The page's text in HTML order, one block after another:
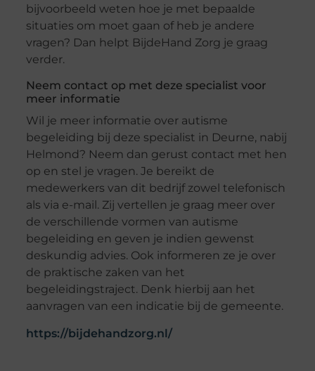
bijvoorbeeld weten hoe je met bepaalde
situaties om moet gaan of heb je andere
vragen? Dan helpt BijdeHand Zorg je graag
verder.
Neem contact op met deze specialist voor
meer informatie
Wil je meer informatie over autisme
begeleiding bij deze specialist in Deurne, nabij
Helmond? Neem dan gerust contact met hen
op en stel je vragen. Je bereikt de
medewerkers van dit bedrijf zowel telefonisch
als via e-mail. Zij vertellen je graag meer over
de verschillende vormen van autisme
begeleiding en geven je indien gewenst
deskundig advies. Ook informeren ze je over
de praktische zaken van het
begeleidingstraject. Denk hierbij aan het
aanvragen van een indicatie bij de gemeente.
https://bijdehandzorg.nl/